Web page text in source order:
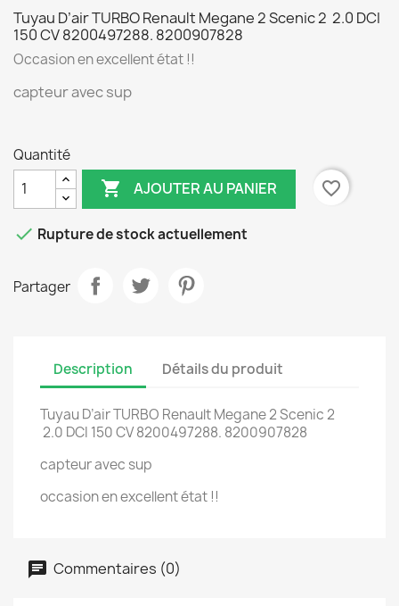
Tuyau D’air TURBO Renault Megane 2 Scenic 2 2.0 DCI
150 CV 8200497288. 8200907828
Occasion en excellent état !!
capteur avec sup
Quantité
 AJOUTER AU PANIER favorite_border
 Rupture de stock actuellement
Partager
Description Détails du produit
Tuyau D’air TURBO Renault Megane 2 Scenic 2
2.0 DCI 150 CV 8200497288. 8200907828
capteur avec sup
occasion en excellent état !!
Commentaires (0)